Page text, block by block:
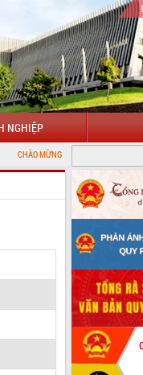
NGHIỆP
ĐẾN VỚI CỔNG THÔNG TIN ĐIỆN TỬ